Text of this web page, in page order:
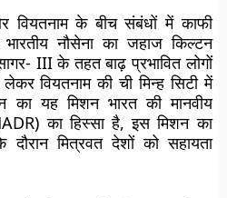
के बीच संबंधों में काफी
नौसेना का जहाज किल्टन
III के तहत बाढ़ प्रभावित लोगों
वियतनाम की ची मिन्ह सिटी में
का यह मिशन भारत की मानवीय
का हिस्सा है, इस मिशन का
दौरान मित्रवत देशों को सहायता